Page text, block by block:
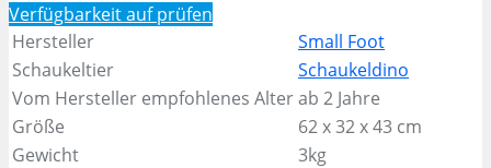
Verfügbarkeit aufprüfen
Hersteller
Small Foot
Schaukeltier
Schaukeldino
Vom Hersteller empfohlenes Alterab 2 Jahre
Größe
62 x 32 x 43 cm
Gewicht
3kg